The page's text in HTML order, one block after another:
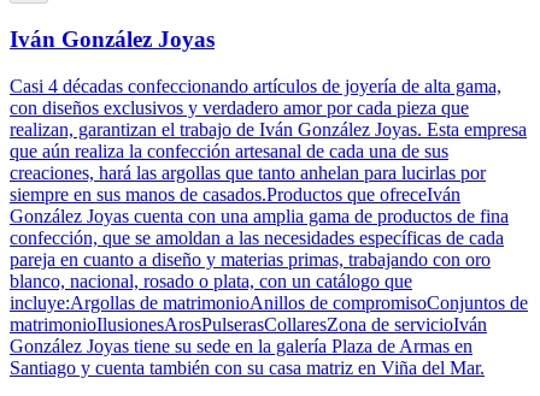
Iván González Joyas
Casi 4 décadas confeccionando artículos de joyería de alta gama,
con diseños exclusivos y verdadero amor por cada pieza que
realizan, garantizan el trabajo de Iván González Joyas. Esta empresa
que aún realiza la confección artesanal de cada una de sus
creaciones, hará las argollas que tanto anhelan para lucirlas por
siempre en sus manos de casados.Productos que ofreceIván
González Joyas cuenta con una amplia gama de productos de fina
confección, que se amoldan a las necesidades específicas de cada
pareja en cuanto a diseño y materias primas, trabajando con oro
blanco, nacional, rosado o plata, con un catálogo que
incluye:Argollas de matrimonioAnillos de compromisoConjuntos de
matrimonioIlusionesArosPulserasCollaresZona de servicioIván
González Joyas tiene su sede en la galería Plaza de Armas en
Santiago y cuenta también con su casa matriz en Viña del Mar.